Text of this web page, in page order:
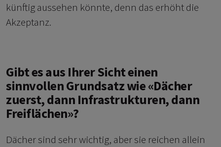
künftig aussehen könnte, denn das erhöht die
Akzeptanz.
Gibt es aus Ihrer Sicht einen
sinnvollen Grundsatz wie «Dächer
zuerst, dann Infrastrukturen, dann
Freiflächen»?
Dächer sind sehr wichtig, aber sie reichen allein